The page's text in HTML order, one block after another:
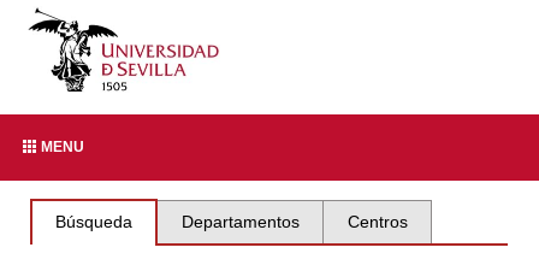
MENU
Búsqueda Departamentos Centros